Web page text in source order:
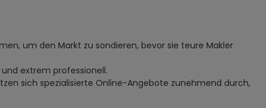
um den Markt zu sondieren, bevor sie teure Makler
extrem professionell.
sich spezialisierte Online-Angebote zunehmend durch,